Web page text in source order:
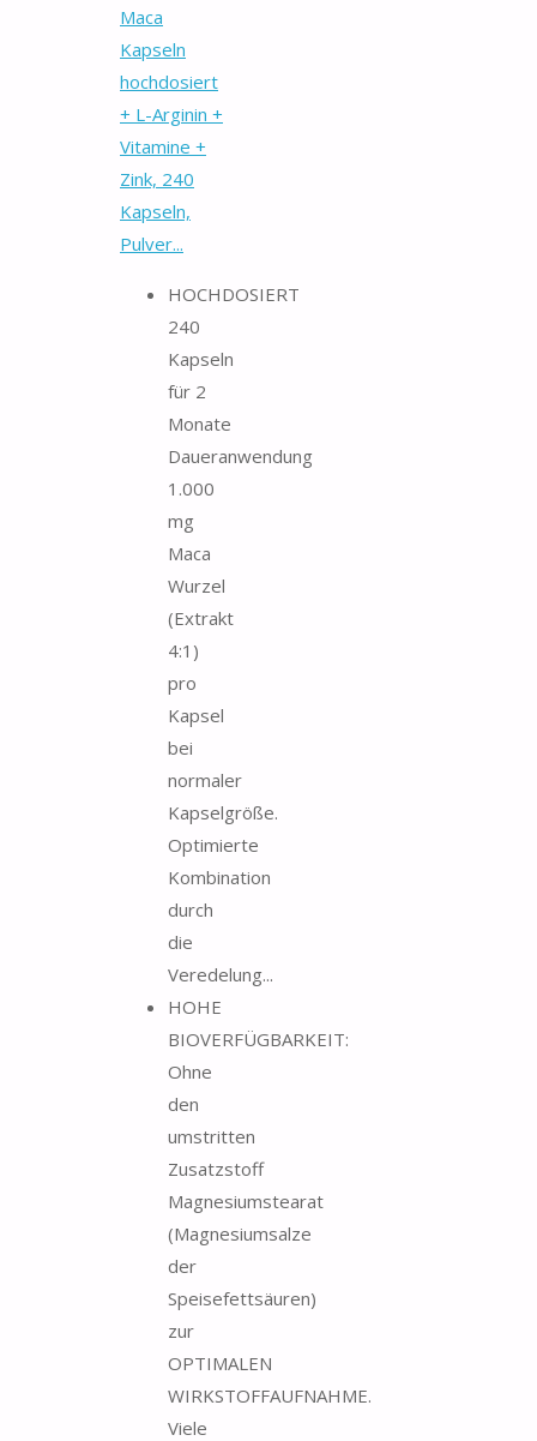
Maca
Kapseln
hochdosiert
+ L-Arginin +
Vitamine +
Zink, 240
Kapseln,
Pulver...
HOCHDOSIERT
240
Kapseln
für 2
Monate
Daueranwendung
1.000
mg
Maca
Wurzel
(Extrakt
4:1)
pro
Kapsel
bei
normaler
Kapselgröße.
Optimierte
Kombination
durch
die
Veredelung...
HOHE
BIOVERFÜGBARKEIT:
Ohne
den
umstritten
Zusatzstoff
Magnesiumstearat
(Magnesiumsalze
der
Speisefettsäuren)
zur
OPTIMALEN
WIRKSTOFFAUFNAHME.
Viele